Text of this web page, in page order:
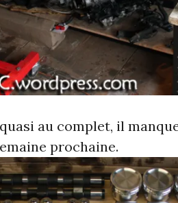
au complet, il
prochaine.